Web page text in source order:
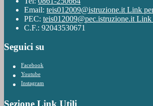
Email: teis012009@istruzione.it Link
PEC: teis012009@pec.istruzione.it Link
C.F.: 92043530671
Seguici su
Facebook
Youtube
Instagram
Sezione Link Utili